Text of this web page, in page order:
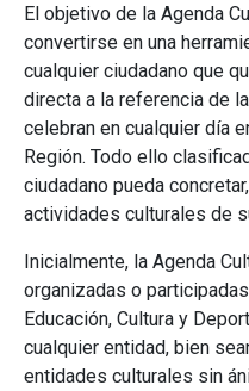
El objetivo de la Agenda
convertirse en una
cualquier ciudadano que
directa a la referencia de
celebran en cualquier día
Región. Todo ello
ciudadano pueda
actividades culturales de
Inicialmente, la Agenda
organizadas o
Educación, Cultura y
cualquier entidad, bien
entidades culturales sin